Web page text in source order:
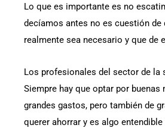
Lo que es importante es no
decíamos antes no es cuestión
realmente sea necesario y que de
Los profesionales del sector de la
Siempre hay que optar por
grandes gastos, pero también de
querer ahorrar y es algo